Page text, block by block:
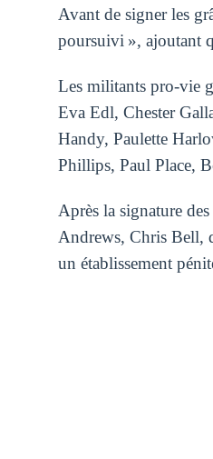
Avant de signer les
poursuivi », ajoutant
Les militants pro-vie
Eva Edl, Chester
Handy, Paulette
Phillips, Paul Place,
Après la signature
Andrews, Chris Bell,
un établissement